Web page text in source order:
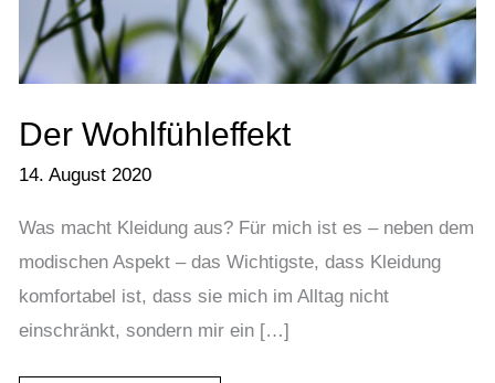
Der Wohlfühleffekt
14. August 2020
Was macht Kleidung aus? Für mich ist es – neben dem
modischen Aspekt – das Wichtigste, dass Kleidung
komfortabel ist, dass sie mich im Alltag nicht
einschränkt, sondern mir ein […]